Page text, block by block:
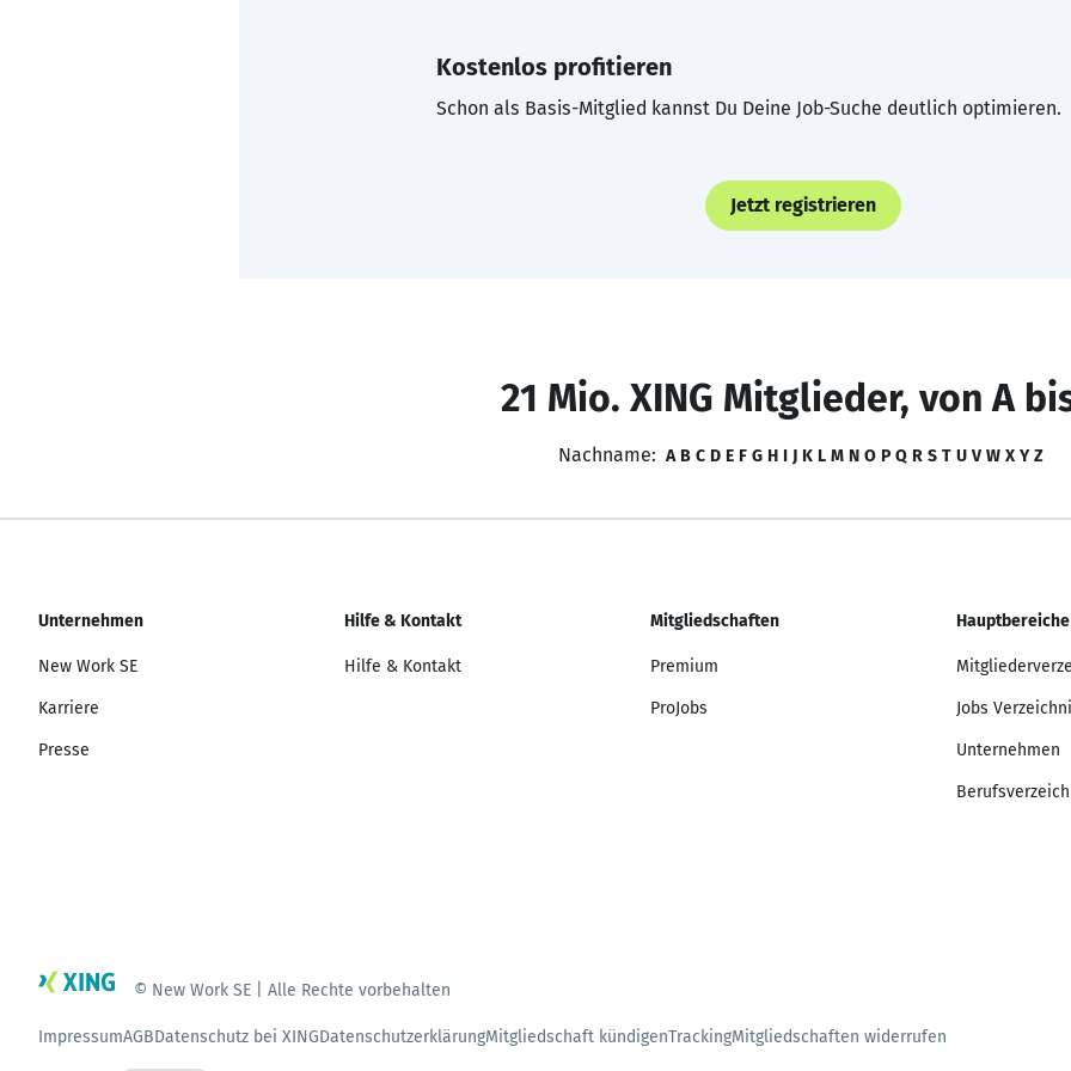
Kostenlos profitieren
Schon als Basis-Mitglied kannst Du Deine Job-Suche deutlich optimieren.
Jetzt registrieren
21 Mio. XING Mitglieder, von A
Nachname: A B C D E F G H I J K L M N O P Q R S T U V W X Y Z
Unternehmen
New Work SE
Karriere
Presse
Hilfe & Kontakt
Hilfe & Kontakt
Mitgliedschaften
Premium
ProJobs
Hauptbereiche
Jobs
Unternehmen
© New Work SE | Alle Rechte vorbehalten
ImpressumAGBDatenschutz bei XINGDatenschutzerklärungMitgliedschaft kündigenTrackingMitgliedschaften widerrufen